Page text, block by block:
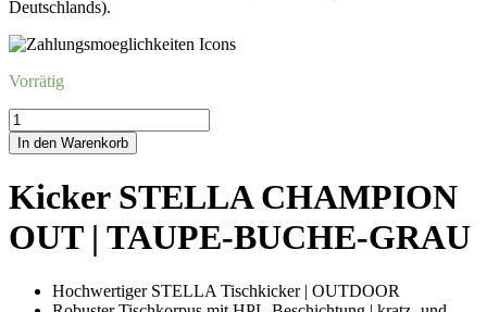
Deutschlands).
Vorrätig
Kicker
STELLA
CHAMPIONOUT
TAUPE-
BUCHE-
GRAU
Menge
In den Warenkorb
Kicker STELLA CHAMPION
OUT | TAUPE-BUCHE-GRAU
Hochwertiger STELLA Tischkicker | OUTDOOR